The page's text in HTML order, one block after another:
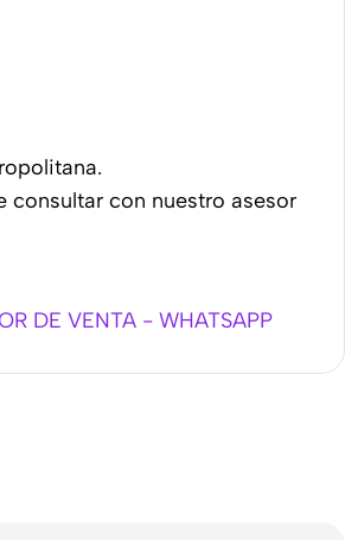
consultar con nuestro asesor
DE VENTA - WHATSAPP